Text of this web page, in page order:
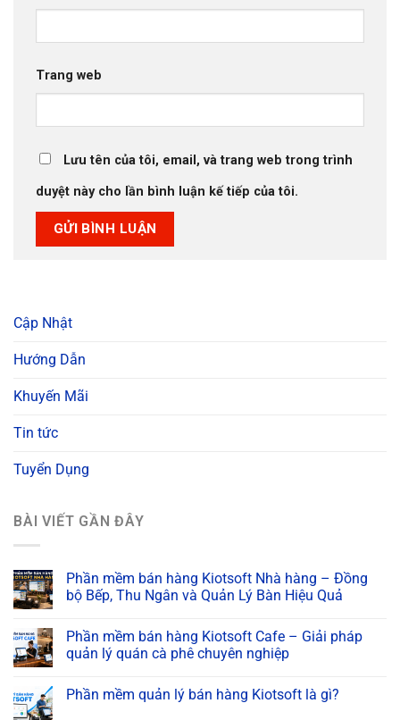
Trang web
Lưu tên của tôi, email, và trang web trong trình
duyệt này cho lần bình luận kế tiếp của tôi.
Cập Nhật
Hướng Dẫn
Khuyến Mãi
Tin tức
Tuyển Dụng
BÀI VIẾT GẦN ĐÂY
Phần mềm bán hàng Kiotsoft Nhà hàng – Đồng
bộ Bếp, Thu Ngân và Quản Lý Bàn Hiệu Quả
Phần mềm bán hàng Kiotsoft Cafe – Giải pháp
quản lý quán cà phê chuyên nghiệp
Phần mềm quản lý bán hàng Kiotsoft là gì?